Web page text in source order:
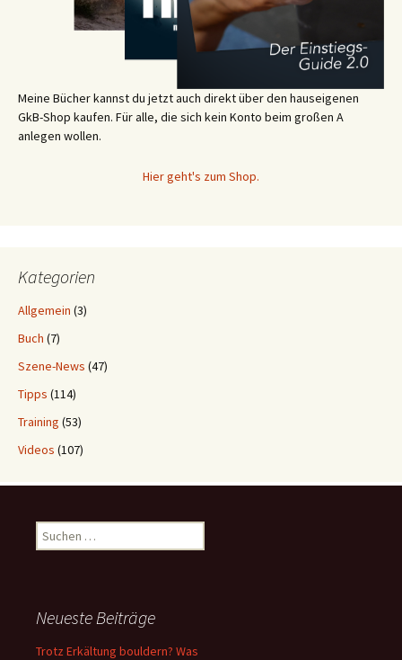
Meine Bücher kannst du jetzt auch direkt über den hauseigenen
GkB-Shop kaufen. Für alle, die sich kein Konto beim großen A
anlegen wollen.
Hier geht's zum Shop.
Kategorien
Allgemein (3)
Buch (7)
Szene-News (47)
Tipps (114)
Training (53)
Videos (107)
Suchen
nach:
Neueste Beiträge
Trotz Erkältung bouldern? Was